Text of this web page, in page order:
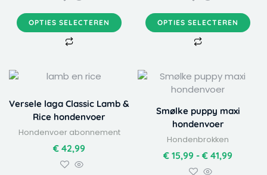
OPTIES SELECTEREN
worden
op
de
OPTIES SELECTEREN
worden
op
de
Versele laga Classic Lamb &
Rice hondenvoer
Hondenvoer abonnement
€ 42,99
Smølke puppy maxi
hondenvoer
Hondenbrokken
€ 15,99 - € 41,99
€ 41,99
Dit
product
meerdere
variaties.
Deze
optie
kan